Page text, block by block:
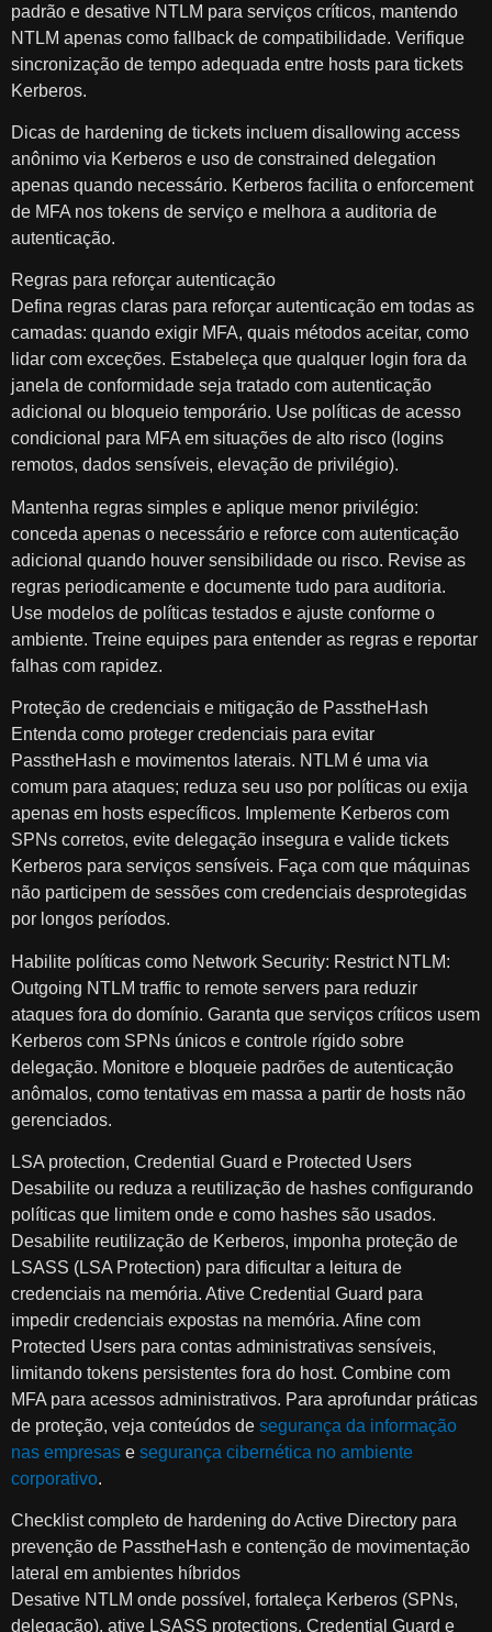
padrão e desative NTLM para serviços críticos, mantendo
NTLM apenas como fallback de compatibilidade. Verifique
sincronização de tempo adequada entre hosts para tickets
Kerberos.
Dicas de hardening de tickets incluem disallowing access
anônimo via Kerberos e uso de constrained delegation
apenas quando necessário. Kerberos facilita o enforcement
de MFA nos tokens de serviço e melhora a auditoria de
autenticação.
Regras para reforçar autenticação
Defina regras claras para reforçar autenticação em todas as
camadas: quando exigir MFA, quais métodos aceitar, como
lidar com exceções. Estabeleça que qualquer login fora da
janela de conformidade seja tratado com autenticação
adicional ou bloqueio temporário. Use políticas de acesso
condicional para MFA em situações de alto risco (logins
remotos, dados sensíveis, elevação de privilégio).
Mantenha regras simples e aplique menor privilégio:
conceda apenas o necessário e reforce com autenticação
adicional quando houver sensibilidade ou risco. Revise as
regras periodicamente e documente tudo para auditoria.
Use modelos de políticas testados e ajuste conforme o
ambiente. Treine equipes para entender as regras e reportar
falhas com rapidez.
Proteção de credenciais e mitigação de PasstheHash
Entenda como proteger credenciais para evitar
PasstheHash e movimentos laterais. NTLM é uma via
comum para ataques; reduza seu uso por políticas ou exija
apenas em hosts específicos. Implemente Kerberos com
SPNs corretos, evite delegação insegura e valide tickets
Kerberos para serviços sensíveis. Faça com que máquinas
não participem de sessões com credenciais desprotegidas
por longos períodos.
Habilite políticas como Network Security: Restrict NTLM:
Outgoing NTLM traffic to remote servers para reduzir
ataques fora do domínio. Garanta que serviços críticos usem
Kerberos com SPNs únicos e controle rígido sobre
delegação. Monitore e bloqueie padrões de autenticação
anômalos, como tentativas em massa a partir de hosts não
gerenciados.
LSA protection, Credential Guard e Protected Users
Desabilite ou reduza a reutilização de hashes configurando
políticas que limitem onde e como hashes são usados.
Desabilite reutilização de Kerberos, imponha proteção de
LSASS (LSA Protection) para dificultar a leitura de
credenciais na memória. Ative Credential Guard para
impedir credenciais expostas na memória. Afine com
Protected Users para contas administrativas sensíveis,
limitando tokens persistentes fora do host. Combine com
MFA para acessos administrativos. Para aprofundar práticas
de proteção, veja conteúdos de segurança da informação
nas empresas e segurança cibernética no ambiente
corporativo.
Checklist completo de hardening do Active Directory para
prevenção de PasstheHash e contenção de movimentação
lateral em ambientes híbridos
Desative NTLM onde possível, fortaleça Kerberos (SPNs,
delegação), ative LSASS protections, Credential Guard e